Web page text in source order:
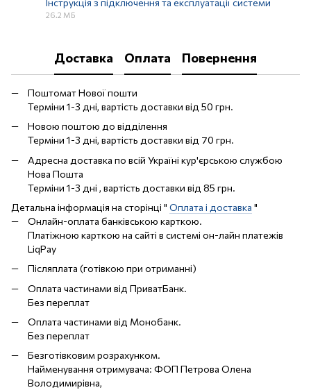
26.2 МБ
Доставка Оплата Повернення
Поштомат Нової пошти
Терміни 1-3 дні, вартість доставки від 50 грн.
Новою поштою до відділення
Терміни 1-3 дні, вартість доставки від 70 грн.
Адресна доставка по всій Україні кур'єрською службою
Нова Пошта
Терміни 1-3 дні , вартість доставки від 85 грн.
Детальна інформація на сторінці " Оплата і доставка "
Онлайн-оплата банківською карткою.
Платіжною карткою на сайті в системі он-лайн платежів
LiqPay
Післяплата (готівкою при отриманні)
Оплата частинами від ПриватБанк.
Без переплат
Оплата частинами від Монобанк.
Без переплат
Безготівковим розрахунком.
Найменування отримувача: ФОП Петрова Олена
Володимирівна,